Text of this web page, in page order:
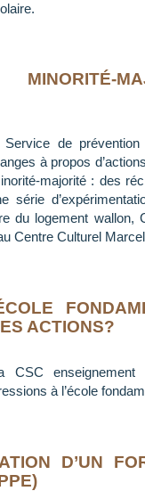
de
à propos
majorité : des
série
du logement wallon,
Centre Culturel
ACTIONS?
CSC
à l’école
D’UN